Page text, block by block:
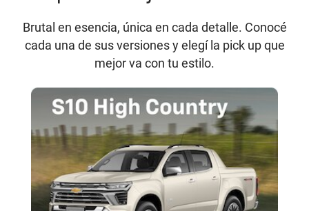
Brutal en esencia, única en cada detalle. Conocé
cada una de sus versiones y elegí la pick up que
mejor va con tu estilo.